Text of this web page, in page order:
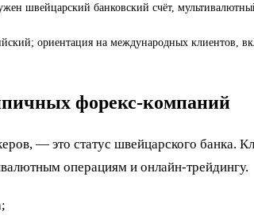
швейцарский банковский счёт,
ориентация на международных клиентов,
форекс-компаний
— это статус швейцарского банка.
операциям и онлайн-трейдингу.